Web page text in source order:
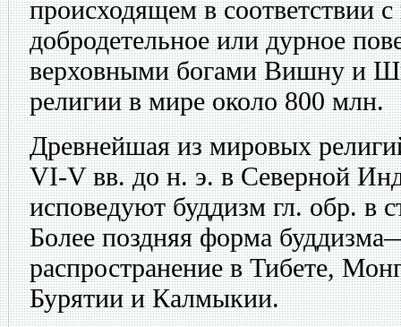
происходящем в соответствии с
добродетельное или дурное
верховными богами Вишну и
религии в мире около 800 млн.
Древнейшая из мировых
VI-V вв. до н. э. в Северной
исповедуют буддизм гл. обр. в
Более поздняя форма
распространение в Тибете,
Бурятии и Калмыкии.